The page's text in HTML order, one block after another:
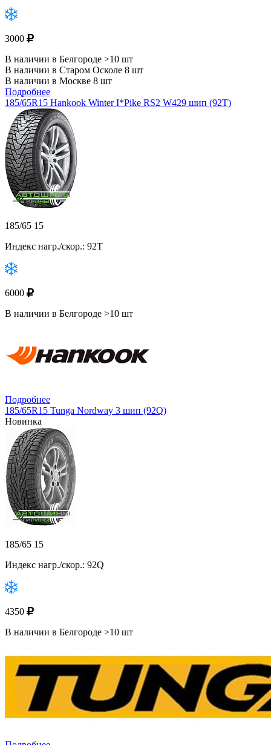
3000
В наличии в Белгороде >10 шт
В наличии в Старом Осколе 8 шт
В наличии в Москве 8 шт
Подробнее
185/65R15 Hankook Winter I*Pike RS2 W429 шип (92T)
185/65 15
Индекс нагр./скор.: 92T
6000
В наличии в Белгороде >10 шт
Подробнее
185/65R15 Tunga Nordway 3 шип (92Q)
Новинка
185/65 15
Индекс нагр./скор.: 92Q
4350
В наличии в Белгороде >10 шт